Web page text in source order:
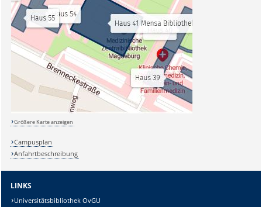
Größere Karte anzeigen
Campusplan
Anfahrtbeschreibung
LINKS
Universitätsbibliothek OvGU